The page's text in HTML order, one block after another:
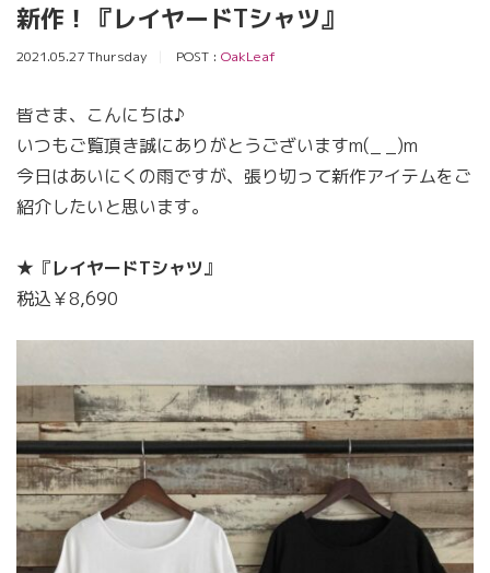
新作！『レイヤードTシャツ』
2021.05.27 Thursday POST : OakLeaf
皆さま、こんにちは♪
いつもご覧頂き誠にありがとうございますm(_ _)m
今日はあいにくの雨ですが、張り切って新作アイテムをご
紹介したいと思います。
★『レイヤードTシャツ』
税込￥8,690